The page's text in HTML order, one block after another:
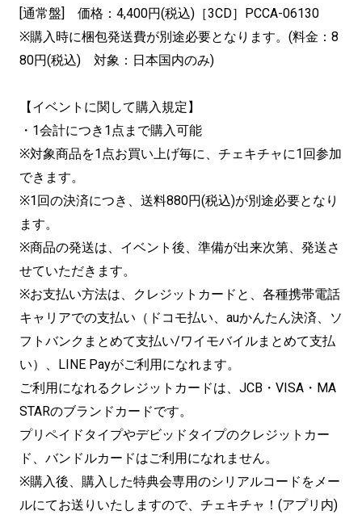
[通常盤] 価格：4,400円(税込)［3CD］PCCA-06130
※購入時に梱包発送費が別途必要となります。(料金：8
80円(税込) 対象：日本国内のみ)
【イベントに関して購入規定】
・1会計につき1点まで購入可能
※対象商品を1点お買い上げ毎に、チェキチャに1回参加
できます。
※1回の決済につき、送料880円(税込)が別途必要となり
ます。
※商品の発送は、イベント後、準備が出来次第、発送さ
せていただきます。
※お支払い方法は、クレジットカードと、各種携帯電話
キャリアでの支払い（ドコモ払い、auかんたん決済、ソ
フトバンクまとめて支払い/ワイモバイルまとめて支払
い）、LINE Payがご利用になれます。
ご利用になれるクレジットカードは、JCB・VISA・MA
STARのブランドカードです。
プリペイドタイプやデビッドタイプのクレジットカー
ド、バンドルカードはご利用になれません。
※購入後、購入した特典会専用のシリアルコードをメー
ルにてお送りいたしますので、チェキチャ！(アプリ内)